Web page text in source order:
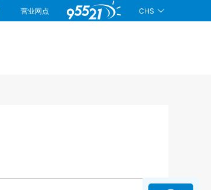
营业网点 CHS